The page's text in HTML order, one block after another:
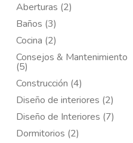
Aberturas (2)
Baños (3)
Cocina (2)
Consejos & Mantenimiento
(5)
Construcción (4)
Diseño de interiores (2)
Diseño de Interiores (7)
Dormitorios (2)